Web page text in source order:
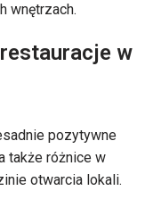
wnętrzach.
w
pozytywne
także różnice w
otwarcia lokali.